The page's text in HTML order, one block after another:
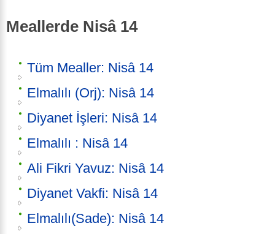
Meallerde Nisâ 14
Tüm Mealler: Nisâ 14
Elmalılı (Orj): Nisâ 14
Diyanet İşleri: Nisâ 14
Elmalılı : Nisâ 14
Ali Fikri Yavuz: Nisâ 14
Diyanet Vakfi: Nisâ 14
Elmalılı(Sade): Nisâ 14